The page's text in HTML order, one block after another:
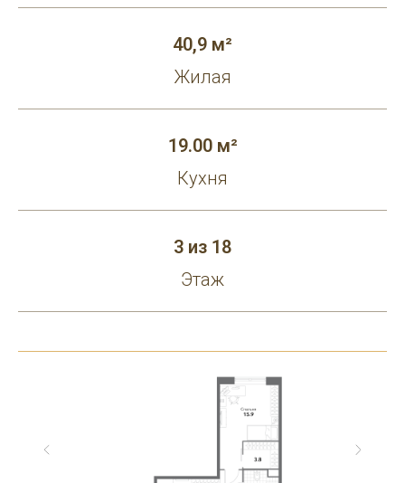
40,9 м²
Жилая
19.00 м²
Кухня
3 из 18
Этаж